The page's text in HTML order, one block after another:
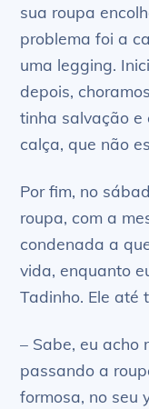
sua roupa
problema foi a
uma legging.
depois,
tinha salvação e
calça, que não
Por fim, no
roupa, com a
condenada a
vida, enquanto
Tadinho. Ele até
– Sabe, eu acho
passando a
formosa, no seu